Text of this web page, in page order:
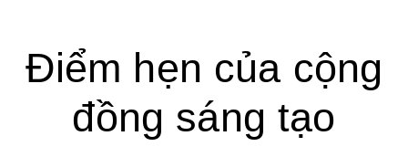
Điểm hẹn của cộng
đồng sáng tạo